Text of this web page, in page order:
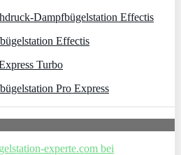
Effectis
Pro Express